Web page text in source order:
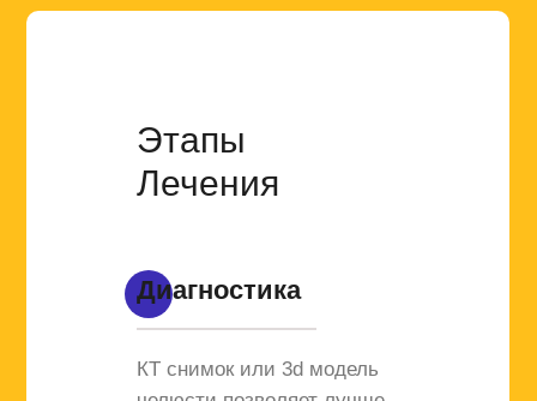
Этапы
Лечения
КТ снимок или 3d модель
Диагностика